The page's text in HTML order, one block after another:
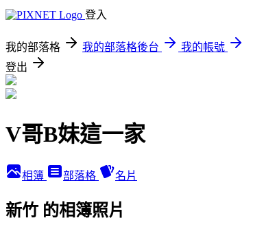
登入
我的部落格 我的部落格後台
我的帳號
登出
V哥B妹這一家
相簿 部落格 名片
新竹 的相簿照片